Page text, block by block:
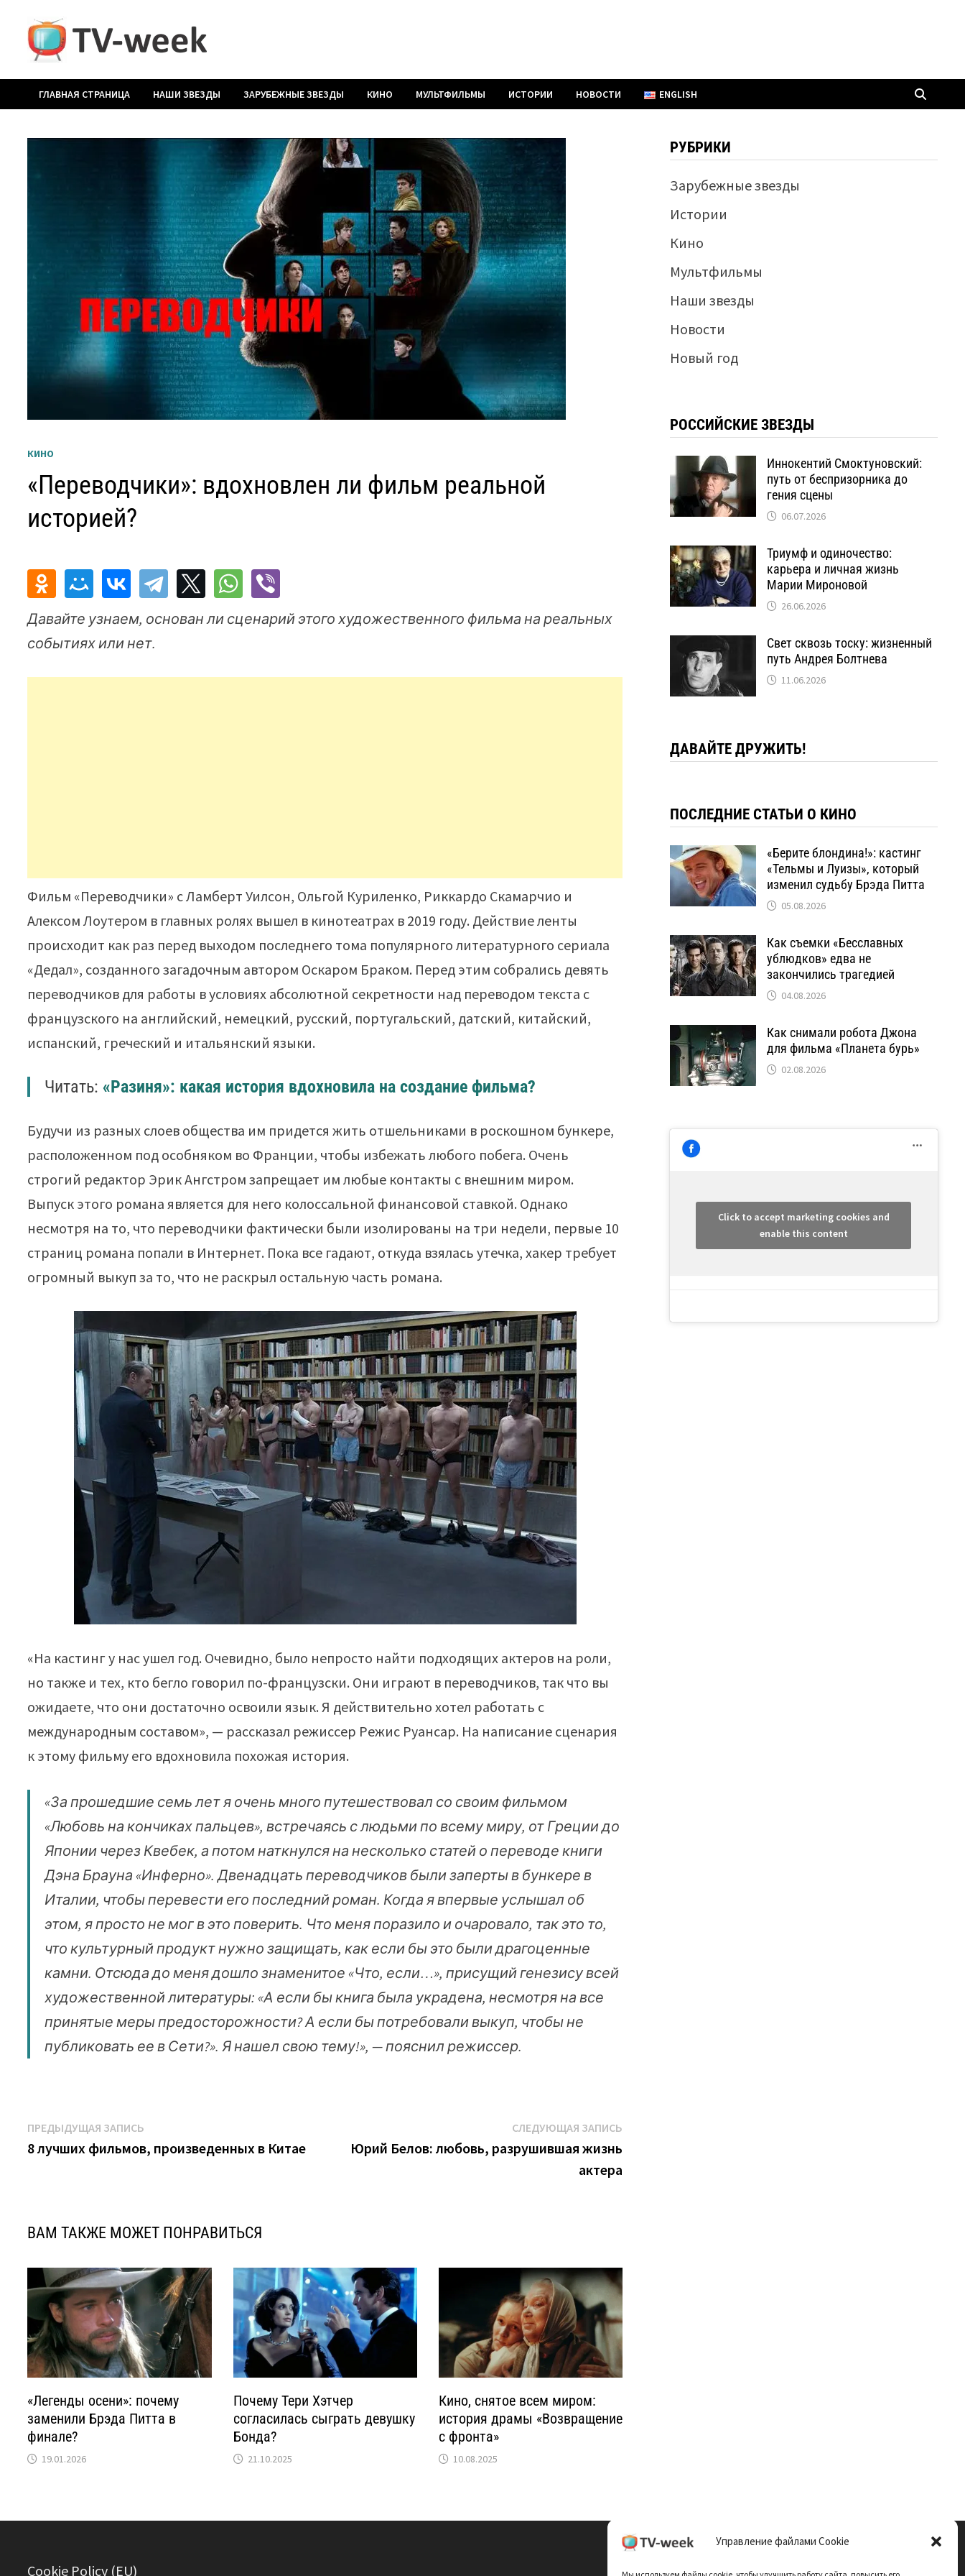
Управление файлами Cookie
содержимому
ГЛАВНАЯ СТРАНИЦА НАШИ ЗВЕЗДЫ ЗАРУБЕЖНЫЕ ЗВЕЗДЫ КИНО МУЛЬТФИЛЬМЫ ИСТОРИИ НОВОСТИ ENGLISH
КИНО
«Переводчики»: вдохновлен ли фильм реальной
историей?
Давайте узнаем, основан ли сценарий этого художественного фильма на реальных
событиях или нет.
Фильм «Переводчики» с Ламберт Уилсон, Ольгой Куриленко, Риккардо Скамарчио и
Алексом Лоутером в главных ролях вышел в кинотеатрах в 2019 году. Действие ленты
происходит как раз перед выходом последнего тома популярного литературного сериала
«Дедал», созданного загадочным автором Оскаром Браком. Перед этим собрались девять
переводчиков для работы в условиях абсолютной секретности над переводом текста с
французского на английский, немецкий, русский, португальский, датский, китайский,
испанский, греческий и итальянский языки.
Читать: «Разиня»: какая история вдохновила на создание фильма?
Будучи из разных слоев общества им придется жить отшельниками в роскошном бункере,
расположенном под особняком во Франции, чтобы избежать любого побега. Очень
строгий редактор Эрик Ангстром запрещает им любые контакты с внешним миром.
Выпуск этого романа является для него колоссальной финансовой ставкой. Однако
несмотря на то, что переводчики фактически были изолированы на три недели, первые 10
страниц романа попали в Интернет. Пока все гадают, откуда взялась утечка, хакер требует
огромный выкуп за то, что не раскрыл остальную часть романа.
«На кастинг у нас ушел год. Очевидно, было непросто найти подходящих актеров на роли,
но также и тех, кто бегло говорил по-французски. Они играют в переводчиков, так что вы
ожидаете, что они достаточно освоили язык. Я действительно хотел работать с
международным составом», — рассказал режиссер Режис Руансар. На написание сценария
к этому фильму его вдохновила похожая история.
«За прошедшие семь лет я очень много путешествовал со своим фильмом
«Любовь на кончиках пальцев», встречаясь с людьми по всему миру, от Греции до
Японии через Квебек, а потом наткнулся на несколько статей о переводе книги
Дэна Брауна «Инферно». Двенадцать переводчиков были заперты в бункере в
Италии, чтобы перевести его последний роман. Когда я впервые услышал об
этом, я просто не мог в это поверить. Что меня поразило и очаровало, так это то,
что культурный продукт нужно защищать, как если бы это были драгоценные
камни. Отсюда до меня дошло знаменитое «Что, если…», присущий генезису всей
художественной литературы: «А если бы книга была украдена, несмотря на все
принятые меры предосторожности? А если бы потребовали выкуп, чтобы не
публиковать ее в Сети?». Я нашел свою тему!», — пояснил режиссер.
Навигация
по
ПРЕДЫДУЩАЯ ЗАПИСЬ
запись:
8 лучших фильмов, произведенных в Китае
СЛЕДУЮЩАЯ ЗАПИСЬ
Юрий Белов: любовь, разрушившая жизнь
актера
ВАМ ТАКЖЕ МОЖЕТ ПОНРАВИТЬСЯ
«Легенды осени»: почему
заменили Брэда Питта в
финале?
19.01.2026
Почему Тери Хэтчер
согласилась сыграть девушку
Бонда?
21.10.2025
Кино, снятое всем миром:
история драмы «Возвращение
с фронта»
10.08.2025
РУБРИКИ
Зарубежные звезды
Истории
Кино
Мультфильмы
Наши звезды
Новости
Новый год
РОССИЙСКИЕ ЗВЕЗДЫ
Иннокентий Смоктуновский:
путь от беспризорника до
гения сцены
06.07.2026
Триумф и одиночество:
карьера и личная жизнь
Марии Мироновой
26.06.2026
Свет сквозь тоску: жизненный
путь Андрея Болтнева
11.06.2026
ДАВАЙТЕ ДРУЖИТЬ!
ПОСЛЕДНИЕ СТАТЬИ О КИНО
«Берите блондина!»: кастинг
«Тельмы и Луизы», который
изменил судьбу Брэда Питта
05.08.2026
Как съемки «Бесславных
ублюдков» едва не
закончились трагедией
04.08.2026
Как снимали робота Джона
для фильма «Планета бурь»
02.08.2026
Click to accept marketing cookies and
enable this content
Cookie Policy (EU)